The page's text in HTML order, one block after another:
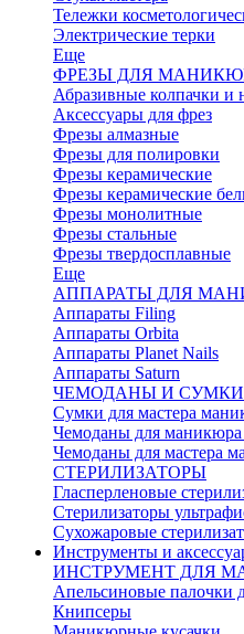
Тележки
Электрические терки
Еще
ФРЕЗЫ ДЛЯ
Абразивные колпачки и
Аксессуары для фрез
Фрезы алмазные
Фрезы для полировки
Фрезы керамические
Фрезы керамические
Фрезы монолитные
Фрезы стальные
Фрезы твердосплавные
Еще
АППАРАТЫ ДЛЯ
Аппараты Filing
Аппараты Orbita
Аппараты Planet Nails
Аппараты Saturn
ЧЕМОДАНЫ И
Сумки для мастера
Чемоданы для маникюра
Чемоданы для мастера
СТЕРИЛИЗАТОРЫ
Гласперленовые
Стерилизаторы
Сухожаровые
Инструменты и
ИНСТРУМЕНТ ДЛЯ
Апельсиновые палочки
Книпсеры